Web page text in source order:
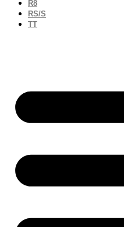
R8
RS/S
TT